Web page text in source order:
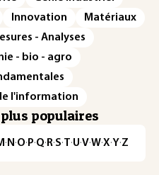
Innovation
Matériaux
- Analyses
- bio - agro
l'information
populaires
· N ·O· P·Q· R·S·T·U·V·W·X·Y·Z